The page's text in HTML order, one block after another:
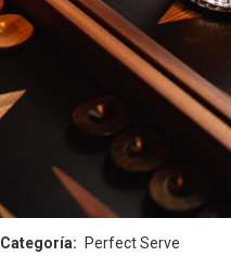
Categoría Perfect Serve